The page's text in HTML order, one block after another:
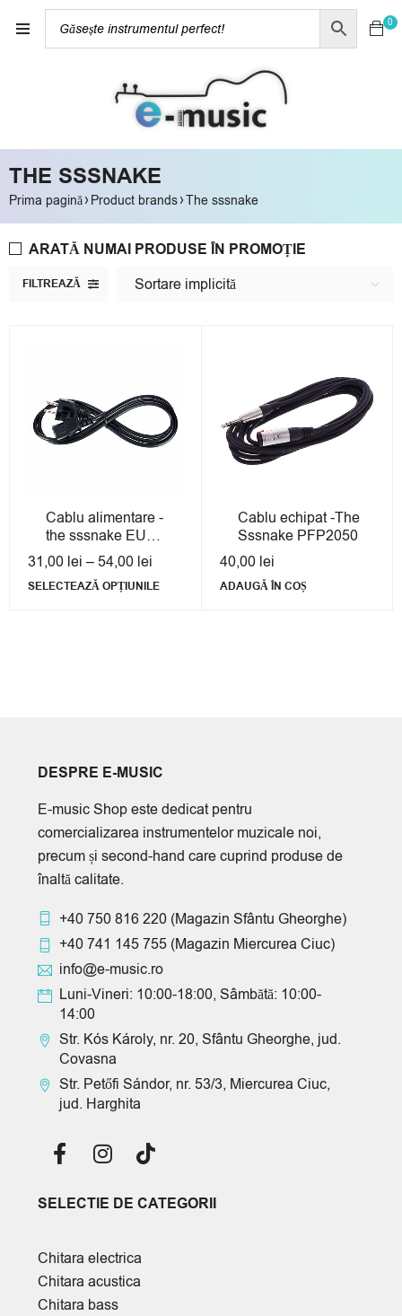
0
THE SSSNAKE
Prima pagină› Product brands›The sssnake
FILTREAZĂ Sortare implicită
ARATĂ NUMAI PRODUSE ÎN PROMOȚIE
Cablu alimentare -
the sssnake EU
Power Cable
31,00 lei –54,00 lei
SELECTEAZĂ OPȚIUNILE
Cablu echipat -The
Sssnake PFP2050
40,00 lei
ADAUGĂ ÎN COȘ
DESPRE E-MUSIC
E-music Shop este dedicat pentru
comercializarea instrumentelor muzicale noi,
precum și second-hand care cuprind produse de
înaltă calitate.
+40 750 816 220 (Magazin Sfântu Gheorghe)
+40 741 145 755 (Magazin Miercurea Ciuc)
info@e-music.ro
Luni-Vineri: 10:00-18:00, Sâmbătă: 10:00-
14:00
Str. Kós Károly, nr. 20, Sfântu Gheorghe, jud.
Covasna
Str. Petőfi Sándor, nr. 53/3, Miercurea Ciuc,
jud. Harghita
SELECTIE DE CATEGORII
Chitara electrica
Chitara acustica
Chitara bass